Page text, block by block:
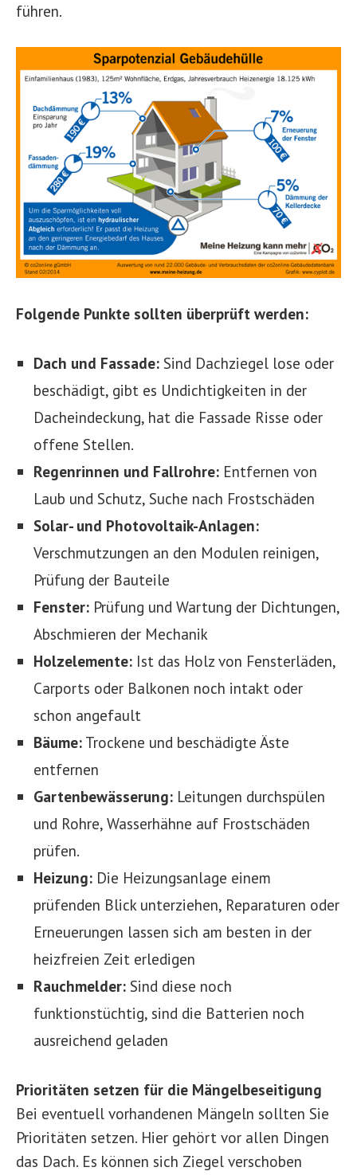
führen.
Folgende Punkte sollten überprüft werden:
Dach und Fassade: Sind Dachziegel lose oder
beschädigt, gibt es Undichtigkeiten in der
Dacheindeckung, hat die Fassade Risse oder
offene Stellen.
Regenrinnen und Fallrohre: Entfernen von
Laub und Schutz, Suche nach Frostschäden
Solar- und Photovoltaik-Anlagen:
Verschmutzungen an den Modulen reinigen,
Prüfung der Bauteile
Fenster: Prüfung und Wartung der Dichtungen,
Abschmieren der Mechanik
Holzelemente: Ist das Holz von Fensterläden,
Carports oder Balkonen noch intakt oder
schon angefault
Bäume: Trockene und beschädigte Äste
entfernen
Gartenbewässerung: Leitungen durchspülen
und Rohre, Wasserhähne auf Frostschäden
prüfen.
Heizung: Die Heizungsanlage einem
prüfenden Blick unterziehen, Reparaturen oder
Erneuerungen lassen sich am besten in der
heizfreien Zeit erledigen
Rauchmelder: Sind diese noch
funktionstüchtig, sind die Batterien noch
ausreichend geladen
Prioritäten setzen für die Mängelbeseitigung
Bei eventuell vorhandenen Mängeln sollten Sie
Prioritäten setzen. Hier gehört vor allen Dingen
das Dach. Es können sich Ziegel verschoben